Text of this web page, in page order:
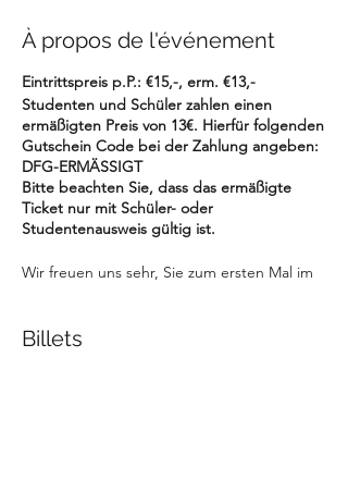
À propos de l'événement
Eintrittspreis p.P.: €15,-, erm. €13,-
Studenten und Schüler zahlen einen
ermäßigten Preis von 13€. Hierfür folgenden
Gutschein Code bei der Zahlung angeben:
DFG-ERMÄSSIGT
Bitte beachten Sie, dass das ermäßigte
Ticket nur mit Schüler- oder
Studentenausweis gültig ist.
Wir freuen uns sehr, Sie zum ersten Mal im
Tollemer und Andreas Rüssing in der
Billets